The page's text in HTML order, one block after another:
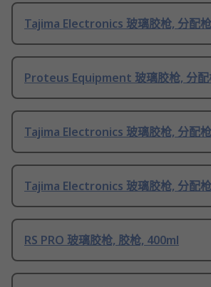
Tajima Electronics 玻璃胶枪, 分配
Proteus Equipment 玻璃胶枪, 分配
Tajima Electronics 玻璃胶枪, 分配
Tajima Electronics 玻璃胶枪, 分配
RS PRO 玻璃胶枪, 胶枪, 400ml